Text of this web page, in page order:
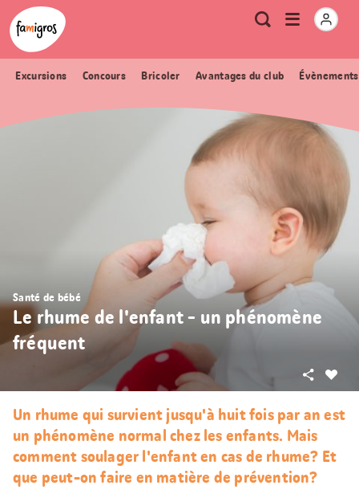
Signets
de
navigation
Header
Logo Métanavigation
RechercheOuvrir
Excursions Concours Bricoler Avantages du club
Santé de bébé
Le rhume de l'enfant - un phénomène
fréquent
Partager
Un rhume qui survient jusqu'à huit fois par an est
un phénomène normal chez les enfants. Mais
comment soulager l'enfant en cas de rhume? Et
que peut-on faire en matière de prévention?